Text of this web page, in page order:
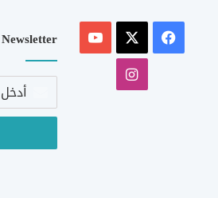
فيسبوك
‫YouTube
انستقرام
Newsletter
أدخل
الإلكتروني